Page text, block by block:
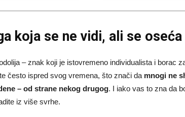
koja se ne vidi, ali se oseća
– znak koji je istovremeno individualista i borac
često ispred svog vremena, što znači da mnogi ne
– od strane nekog drugog. I iako vas to zna da
iz više svrhe.